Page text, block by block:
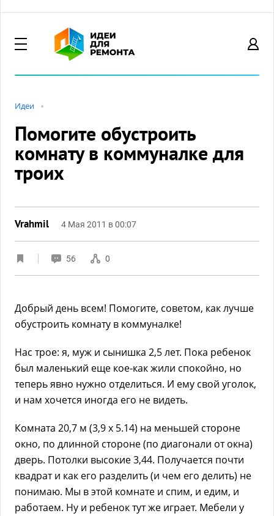
Идеи
Помогите обустроить
комнату в коммуналке для
троих
Vrahmil 4 Мая 2011 в 00:07
56 0
Добрый день всем! Помогите, советом, как лучше
обустроить комнату в коммуналке!
Нас трое: я, муж и сынишка 2,5 лет. Пока ребенок
был маленький еще кое-как жили спокойно, но
теперь явно нужно отделиться. И ему свой уголок,
и нам хочется иногда его не видеть.
Комната 20,7 м (3,9 х 5.14) на меньшей стороне
окно, по длинной стороне (по диагонали от окна)
дверь. Потолки высокие 3,44. Получается почти
квадрат и как его разделить (и чем его делить) не
понимаю. Мы в этой комнате и спим, и едим, и
работаем. Ну и ребенок тут же играет. Мебели у